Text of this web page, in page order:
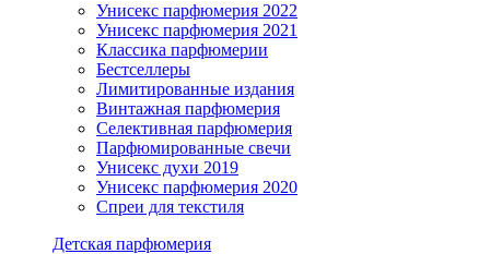
Унисекс парфюмерия 2022
Унисекс парфюмерия 2021
Классика парфюмерии
Бестселлеры
Лимитированные издания
Винтажная парфюмерия
Селективная парфюмерия
Парфюмированные свечи
Унисекс духи 2019
Унисекс парфюмерия 2020
Спреи для текстиля
Детская парфюмерия